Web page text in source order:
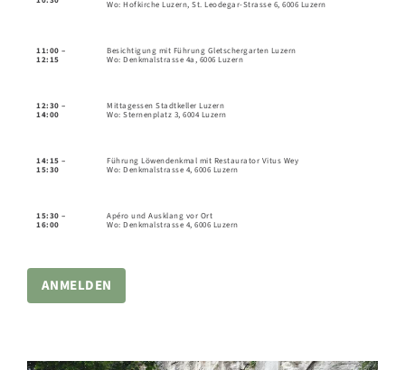
Wo: Hofkirche Luzern, St. Leodegar-Strasse 6, 6006 Luzern
11:00 –
12:15
Besichtigung mit Führung Gletschergarten Luzern
Wo: Denkmalstrasse 4a, 6006 Luzern
12:30 –
14:00
Mittagessen Stadtkeller Luzern
Wo: Sternenplatz 3, 6004 Luzern
14:15 –
15:30
Führung Löwendenkmal mit Restaurator Vitus Wey
Wo: Denkmalstrasse 4, 6006 Luzern
15:30 –
16:00
Apéro und Ausklang vor Ort
Wo: Denkmalstrasse 4, 6006 Luzern
ANMELDEN